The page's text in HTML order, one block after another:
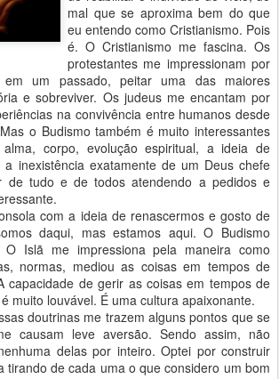
mal que se aproxima bem do que
eu entendo como Cristianismo. Pois
é. O Cristianismo me fascina. Os
protestantes me impressionam por
um passado, peitar uma das maiores
e sobreviver. Os judeus me encantam por
na convivência entre humanos desde
o Budismo também é muito interessantes
corpo, evolução espiritual, a ideia de
inexistência exatamente de um Deus chefe
de tudo e de todos atendendo a pedidos e
com a ideia de renascermos e gosto de
daqui, mas estamos aqui. O Budismo
Islã me impressiona pela maneira como
normas, mediou as coisas em tempos de
capacidade de gerir as coisas em tempos de
muito louvável. É uma cultura apaixonante.
doutrinas me trazem alguns pontos que se
causam leve aversão. Sendo assim, não
delas por inteiro. Optei por construir
tirando de cada uma o que considero um bom